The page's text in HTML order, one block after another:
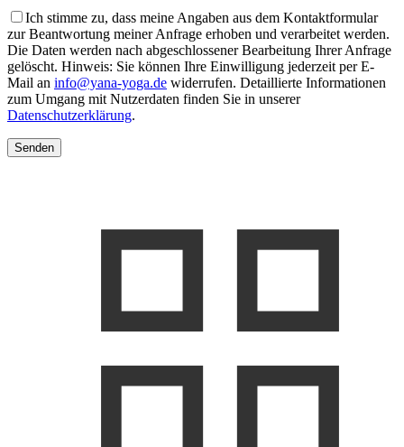
Ich stimme zu, dass meine Angaben aus dem Kontaktformular
zur Beantwortung meiner Anfrage erhoben und verarbeitet werden.
Die Daten werden nach abgeschlossener Bearbeitung Ihrer Anfrage
gelöscht. Hinweis: Sie können Ihre Einwilligung jederzeit per E-
Mail an info@yana-yoga.de widerrufen. Detaillierte Informationen
zum Umgang mit Nutzerdaten finden Sie in unserer
Datenschutzerklärung.